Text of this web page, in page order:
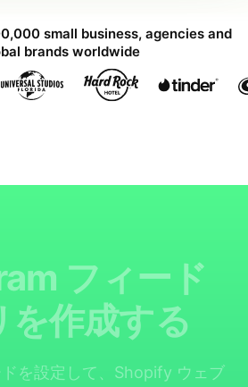
small business, agencies and
brands worldwide
フィード
を作成する
を設定して、Shopify ウェブ